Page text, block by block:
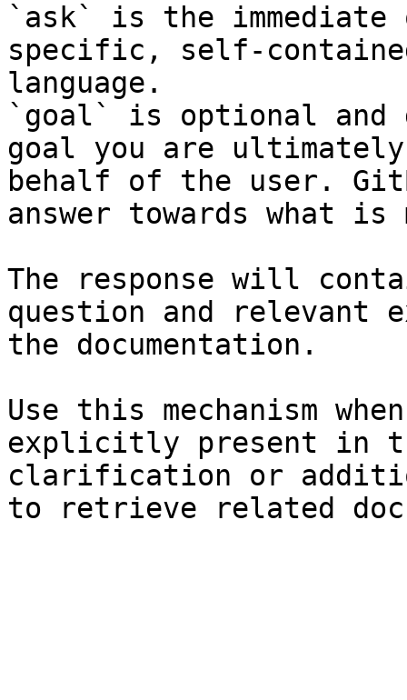
`ask` is the
specific, self-
language.
`goal` is optional and
goal you are
behalf of the user.
answer towards what
The response will
question and relevant
the documentation.
Use this mechanism
explicitly present in
clarification or